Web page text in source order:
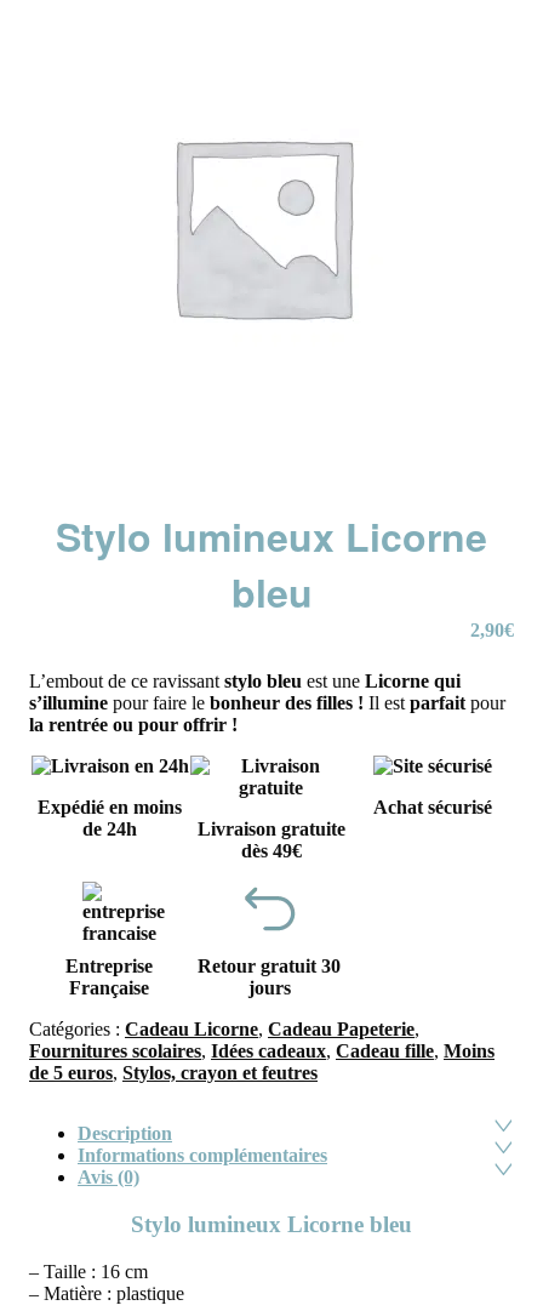
Stylo lumineux Licorne
bleu
2,90€
L’embout de ce ravissant stylo bleu est une Licorne qui
s’illumine pour faire le bonheur des filles ! Il est parfait pour
la rentrée ou pour offrir !
Expédié en moins
de 24h
Livraison gratuite
dès 49€
Achat sécurisé
Entreprise
Française
Retour gratuit 30
jours
Catégories : Cadeau Licorne, Cadeau Papeterie,
Fournitures scolaires, Idées cadeaux, Cadeau fille, Moins
de 5 euros, Stylos, crayon et feutres
Description
Informations complémentaires
Avis (0)
Stylo lumineux Licorne bleu
– Taille : 16 cm
– Matière : plastique